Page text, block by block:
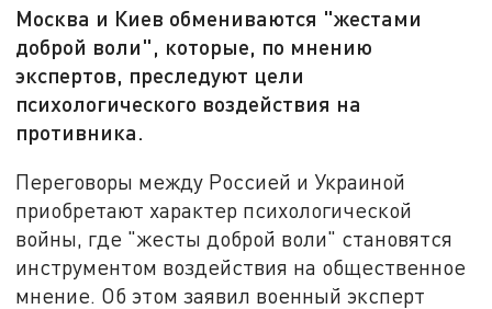
Москва и Киев обмениваются "жестами
доброй воли", которые, по мнению
экспертов, преследуют цели
психологического воздействия на
противника.
Переговоры между Россией и Украиной
приобретают характер психологической
войны, где "жесты доброй воли" становятся
инструментом воздействия на общественное
мнение. Об этом заявил военный эксперт